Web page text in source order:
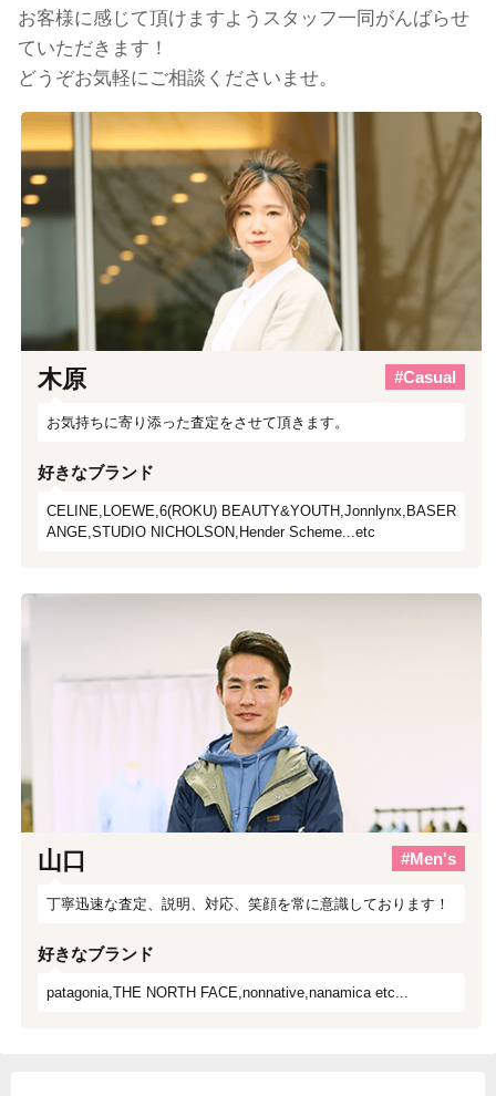
お客様に感じて頂けますようスタッフ一同がんばらせ
ていただきます！
どうぞお気軽にご相談くださいませ。
木原 #Casual
お気持ちに寄り添った査定をさせて頂きます。
好きなブランド
CELINE,LOEWE,6(ROKU) BEAUTY&YOUTH,Jonnlynx,BASER
ANGE,STUDIO NICHOLSON,Hender Scheme...etc
山口 #Men's
丁寧迅速な査定、説明、対応、笑顔を常に意識しております！
好きなブランド
patagonia,THE NORTH FACE,nonnative,nanamica etc...